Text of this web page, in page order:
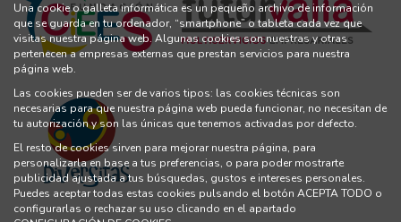
Una cookie o galleta informática es un pequeño archivo de información
que se guarda en tu ordenador, “smartphone” o tableta cada vez que
visitas nuestra página web. Algunas cookies son nuestras y otras
pertenecen a empresas externas que prestan servicios para nuestra
página web.
Las cookies pueden ser de varios tipos: las cookies técnicas son
necesarias para que nuestra página web pueda funcionar, no necesitan de
tu autorización y son las únicas que tenemos activadas por defecto.
El resto de cookies sirven para mejorar nuestra página, para
personalizarla en base a tus preferencias, o para poder mostrarte
publicidad ajustada a tus búsquedas, gustos e intereses personales.
Puedes aceptar todas estas cookies pulsando el botón ACEPTA TODO o
configurarlas o rechazar su uso clicando en el apartado